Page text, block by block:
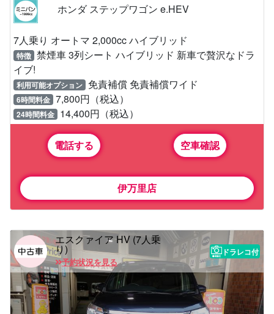
ホンダ ステップワゴン e.HEV
7人乗り オートマ 2,000cc ハイブリッド
特徴 禁煙車 3列シート ハイブリッド 新車で贅沢なドラ
イブ!
利用可能オプション 免責補償 免責補償ワイド
6時間料金 7,800円（税込）
24時間料金 14,400円（税込）
電話する 空車確認
伊万里店
エスクァイア HV (7人乗
り)
予約状況を見る
ドラレコ付